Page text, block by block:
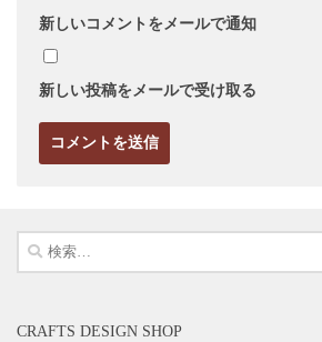
新しいコメントをメールで通知
新しい投稿をメールで受け取る
検
索:
CRAFTS DESIGN SHOP